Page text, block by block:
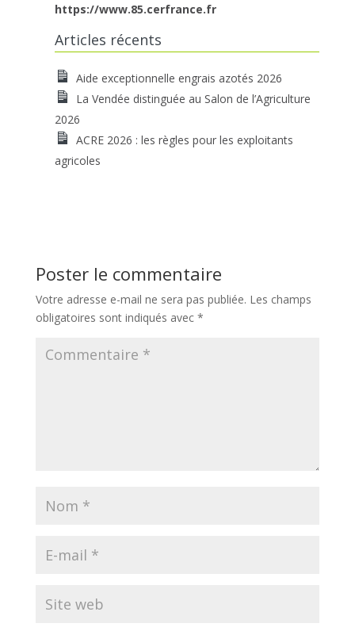
https://www.85.cerfrance.fr
Articles récents
Aide exceptionnelle engrais azotés 2026
La Vendée distinguée au Salon de l’Agriculture
2026
ACRE 2026 : les règles pour les exploitants
agricoles
Poster le commentaire
Votre adresse e-mail ne sera pas publiée. Les champs
obligatoires sont indiqués avec *